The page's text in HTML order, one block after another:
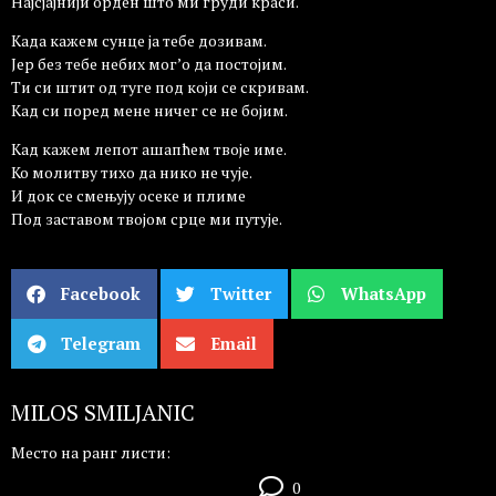
Када кажем сунце ја тебе дозивам.
Јер без тебе небих мог’о да постојим.
Ти си штит од туге под који се скривам.
Кад си поред мене ничег се не бојим.
Кад кажем лепот ашапћем твоје име.
Ко молитву тихо да нико не чује.
И док се смењују осеке и плиме
Под заставом твојом срце ми путује.
Facebook Twitter WhatsApp
Telegram Email
MILOS SMILJANIC
Место на ранг листи:
0